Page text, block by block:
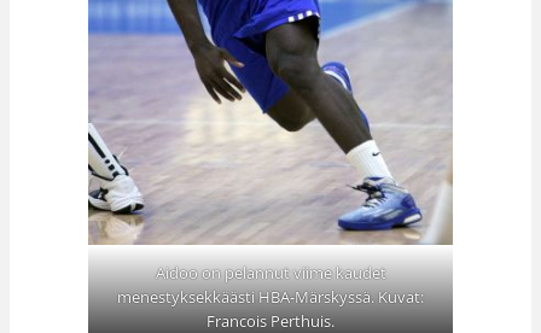
Aidoo on pelannut viime kaudet
menestyksekkäästi HBA-Märskyssä. Kuvat:
Francois Perthuis.